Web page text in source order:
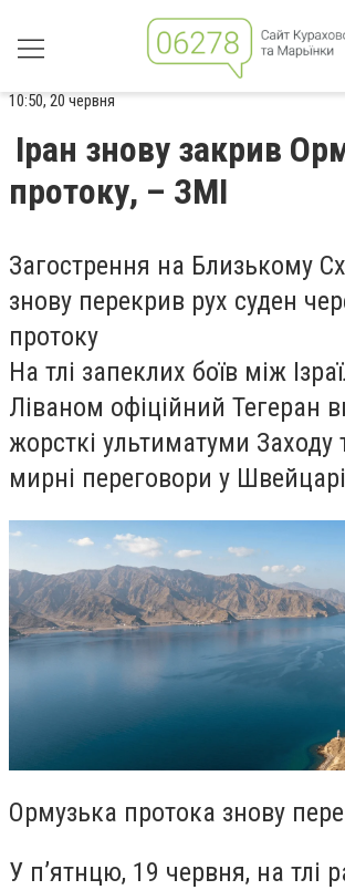
10:50, 20 червня
Іран знову закрив
протоку, – ЗМІ
Загострення на Близькому
знову перекрив рух суден
протоку
На тлі запеклих боїв між
Ліваном офіційний Тегеран
жорсткі ультиматуми Заходу
мирні переговори у
Ормузька протока знову
У п’ятнцю, 19 червня, на тлі